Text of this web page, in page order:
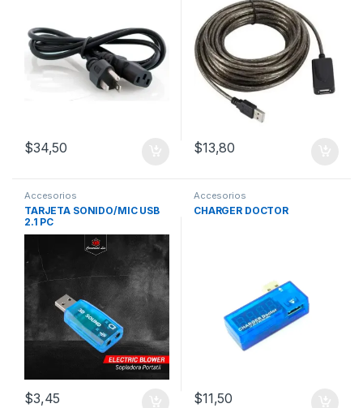
$34,50 $13,80
Accesorios
TARJETA SONIDO/MIC USB
2.1 PC
$3,45
Accesorios
CHARGER DOCTOR
$11,50